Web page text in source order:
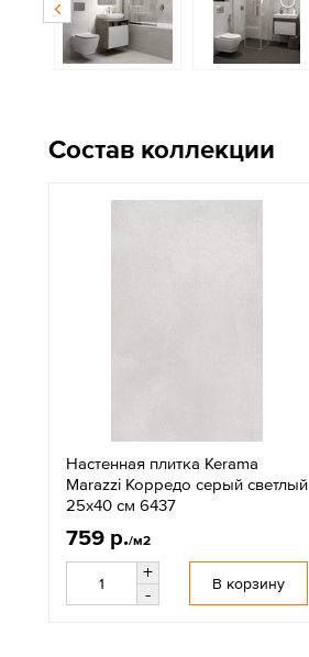
Состав коллекции
Настенная плитка Kerama
Marazzi Корредо серый светлый
25x40 см 6437
759 р./м2
+
-
В корзину